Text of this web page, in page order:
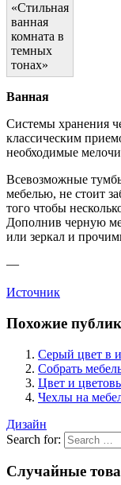
«Стильная
ванная
комната в
темных
тонах»
Ванная
Системы хранения
классическим
необходимые
Всевозможные
мебелью, не стоит
того чтобы
Дополнив черную
или зеркал и
—
Источник
Похожие
Серый цвет в
Собрать
Цвет и
Чехлы на
Дизайн
Search for:
Случайные